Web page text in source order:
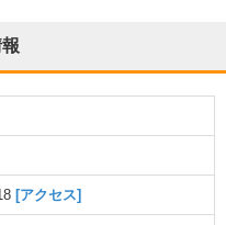
[アクセス]